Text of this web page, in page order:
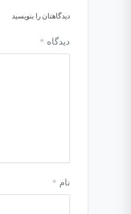
دیدگاهتان را بنویسید
دیدگاه *
نام *